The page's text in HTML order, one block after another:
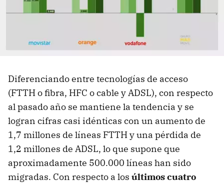
Diferenciando entre tecnologías de acceso
(FTTH o fibra, HFC o cable y ADSL), con respecto
al pasado año se mantiene la tendencia y se
logran cifras casi idénticas con un aumento de
1,7 millones de líneas FTTH y una pérdida de
1,2 millones de ADSL, lo que supone que
aproximadamente 500.000 líneas han sido
migradas. Con respecto a los últimos cuatro